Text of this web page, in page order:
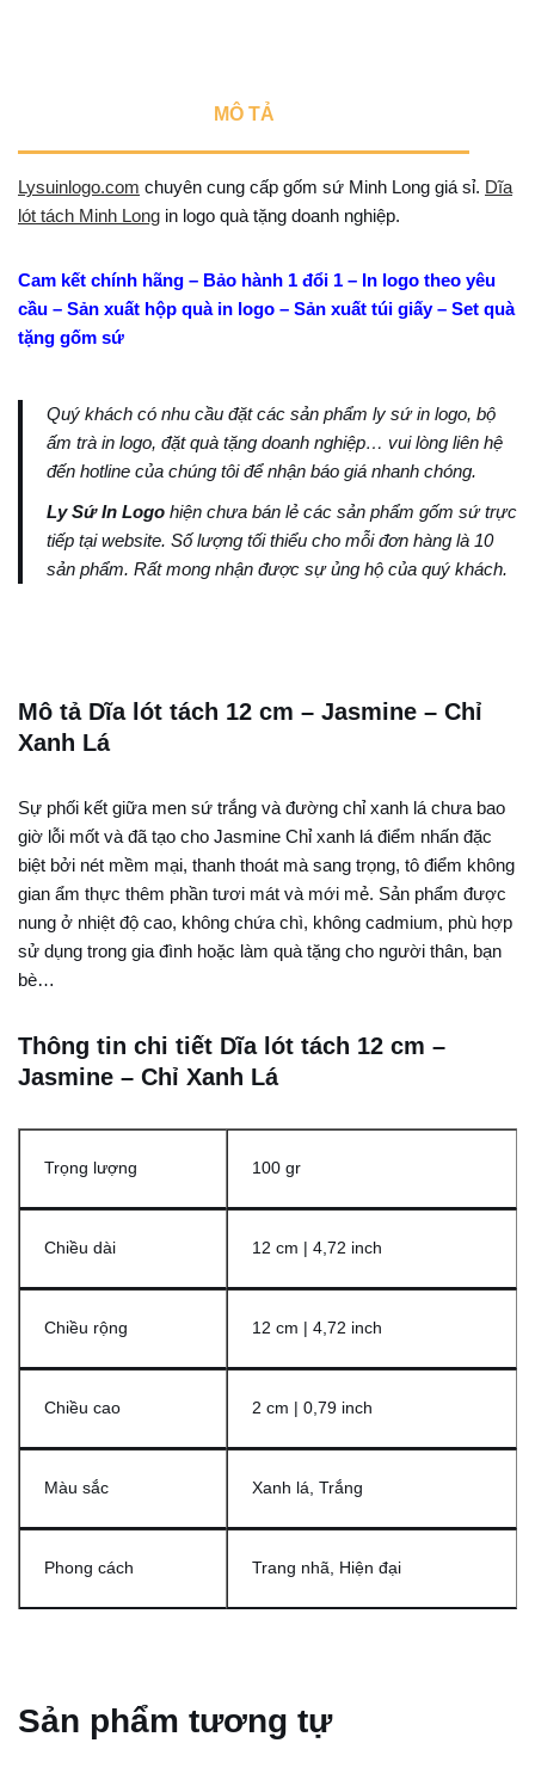
MÔ TẢ
Lysuinlogo.com chuyên cung cấp gốm sứ Minh Long giá sỉ. Dĩa
lót tách Minh Long in logo quà tặng doanh nghiệp.
Cam kết chính hãng – Bảo hành 1 đổi 1 – In logo theo yêu
cầu – Sản xuất hộp quà in logo – Sản xuất túi giấy – Set quà
tặng gốm sứ
Quý khách có nhu cầu đặt các sản phẩm ly sứ in logo, bộ
ấm trà in logo, đặt quà tặng doanh nghiệp… vui lòng liên hệ
đến hotline của chúng tôi để nhận báo giá nhanh chóng.
Ly Sứ In Logo hiện chưa bán lẻ các sản phẩm gốm sứ trực
tiếp tại website. Số lượng tối thiểu cho mỗi đơn hàng là 10
sản phẩm. Rất mong nhận được sự ủng hộ của quý khách.
Mô tả Dĩa lót tách 12 cm – Jasmine – Chỉ
Xanh Lá
Sự phối kết giữa men sứ trắng và đường chỉ xanh lá chưa bao
giờ lỗi mốt và đã tạo cho Jasmine Chỉ xanh lá điểm nhấn đặc
biệt bởi nét mềm mại, thanh thoát mà sang trọng, tô điểm không
gian ẩm thực thêm phần tươi mát và mới mẻ. Sản phẩm được
nung ở nhiệt độ cao, không chứa chì, không cadmium, phù hợp
sử dụng trong gia đình hoặc làm quà tặng cho người thân, bạn
bè…
Thông tin chi tiết Dĩa lót tách 12 cm –
Jasmine – Chỉ Xanh Lá
Trọng lượng 100 gr
Chiều dài 12 cm | 4,72 inch
Chiều rộng 12 cm | 4,72 inch
Chiều cao 2 cm | 0,79 inch
Màu sắc Xanh lá, Trắng
Phong cách Trang nhã, Hiện đại
Sản phẩm tương tự